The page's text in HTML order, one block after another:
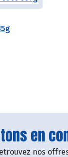
en
nos